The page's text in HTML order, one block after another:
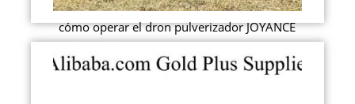
cómo operar el dron pulverizador JOYANCE